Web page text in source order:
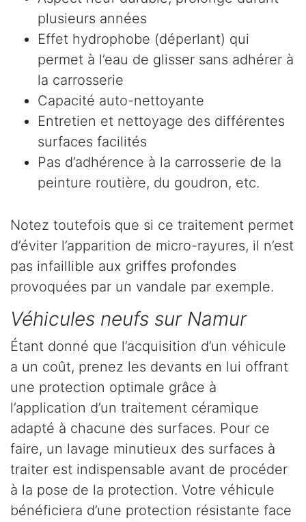
plusieurs années
Effet hydrophobe (déperlant) qui
permet à l’eau de glisser sans adhérer à
la carrosserie
Capacité auto-nettoyante
Entretien et nettoyage des différentes
surfaces facilités
Pas d’adhérence à la carrosserie de la
peinture routière, du goudron, etc.
Notez toutefois que si ce traitement permet
d’éviter l’apparition de micro-rayures, il n’est
pas infaillible aux griffes profondes
provoquées par un vandale par exemple.
Véhicules neufs sur Namur
Étant donné que l’acquisition d’un véhicule
a un coût, prenez les devants en lui offrant
une protection optimale grâce à
l’application d’un traitement céramique
adapté à chacune des surfaces. Pour ce
faire, un lavage minutieux des surfaces à
traiter est indispensable avant de procéder
à la pose de la protection. Votre véhicule
bénéficiera d’une protection résistante face